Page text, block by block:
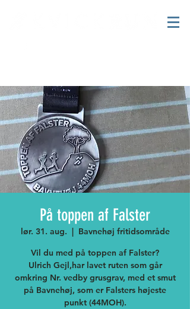
På toppen af Falster
lør. 31. aug.
  |
Bavnehøj fritidsområde
Vil du med på toppen af Falster?
Ulrich Gejl,har lavet ruten som går
omkring Nr. vedby grusgrav, med et smut
på Bavnehøj, som er Falsters højeste
punkt (44MOH).